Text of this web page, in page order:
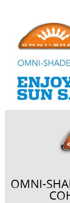
OMNI-